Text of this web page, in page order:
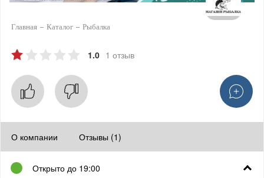
Главная Каталог Рыбалка
1.0 1 отзыв
О компании Отзывы (1)
Открыто до 19:00